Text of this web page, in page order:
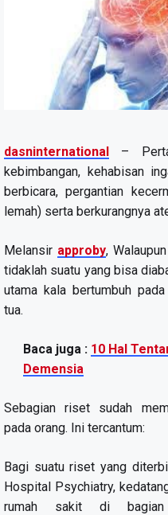
dasninternational –
kebimbangan, kehabisan
berbicara, pergantian
lemah) serta berkurangnya
Melansir approby,
tidaklah suatu yang bisa
utama kala bertumbuh
tua.
Baca juga : 10 Hal
Demensia
Sebagian riset sudah
pada orang. Ini tercantum:
Bagi suatu riset yang
Hospital Psychiatry,
rumah sakit di bagian